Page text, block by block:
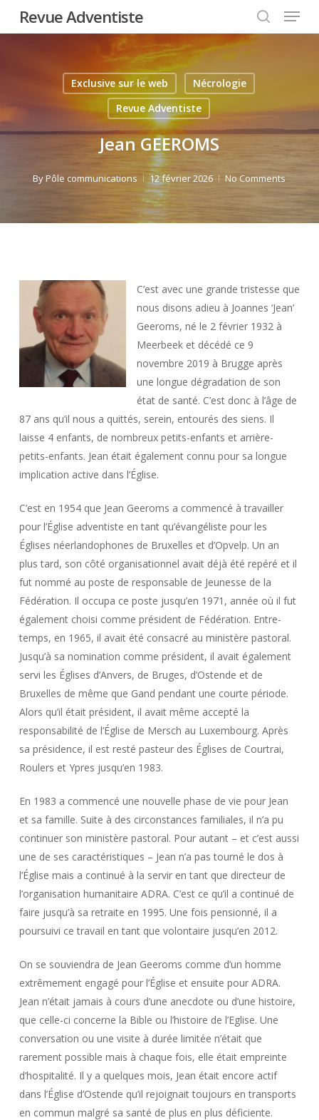
Revue Adventiste
search
Menu
Exclusive sur le web
Nécrologie
Revue Adventiste
Jean GEEROMS
ByPôle communications 12 février 2026 No Comments
C’est avec une grande tristesse que
nous disons adieu à Joannes ‘Jean’
Geeroms, né le 2 février 1932 à
Meerbeek et décédé ce 9
novembre 2019 à Brugge après
une longue dégradation de son
état de santé. C’est donc à l’âge de
87 ans qu’il nous a quittés, serein, entourés des siens. Il
laisse 4 enfants, de nombreux petits-enfants et arrière-
petits-enfants. Jean était également connu pour sa longue
implication active dans l’Église.
C’est en 1954 que Jean Geeroms a commencé à travailler
pour l’Église adventiste en tant qu’évangéliste pour les
Églises néerlandophones de Bruxelles et d’Opvelp. Un an
plus tard, son côté organisationnel avait déjà été repéré et il
fut nommé au poste de responsable de Jeunesse de la
Fédération. Il occupa ce poste jusqu’en 1971, année où il fut
également choisi comme président de Fédération. Entre-
temps, en 1965, il avait été consacré au ministère pastoral.
Jusqu’à sa nomination comme président, il avait également
servi les Églises d’Anvers, de Bruges, d’Ostende et de
Bruxelles de même que Gand pendant une courte période.
Alors qu’il était président, il avait même accepté la
responsabilité de l’Église de Mersch au Luxembourg. Après
sa présidence, il est resté pasteur des Églises de Courtrai,
Roulers et Ypres jusqu’en 1983.
En 1983 a commencé une nouvelle phase de vie pour Jean
et sa famille. Suite à des circonstances familiales, il n’a pu
continuer son ministère pastoral. Pour autant – et c’est aussi
une de ses caractéristiques – Jean n’a pas tourné le dos à
l’Église mais a continué à la servir en tant que directeur de
l’organisation humanitaire ADRA. C’est ce qu’il a continué de
faire jusqu’à sa retraite en 1995. Une fois pensionné, il a
poursuivi ce travail en tant que volontaire jusqu’en 2012.
On se souviendra de Jean Geeroms comme d’un homme
extrêmement engagé pour l’Église et ensuite pour ADRA.
Jean n’était jamais à cours d’une anecdote ou d’une histoire,
que celle-ci concerne la Bible ou l’histoire de l’Eglise. Une
conversation ou une visite à durée limitée n’était que
rarement possible mais à chaque fois, elle était empreinte
d’hospitalité. Il y a quelques mois, Jean était encore actif
dans l’Église d’Ostende qu’il rejoignait toujours en transports
en commun malgré sa santé de plus en plus déficiente.